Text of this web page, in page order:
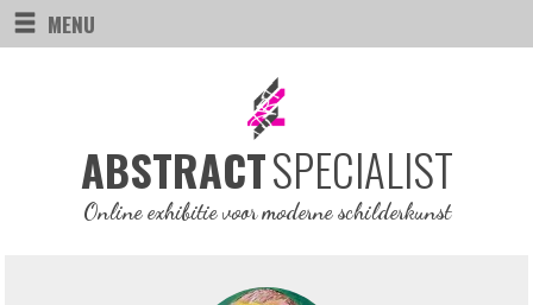
MENU
ABSTRACTSPECIALIST
Online exhibitie voor moderne schilderkunst